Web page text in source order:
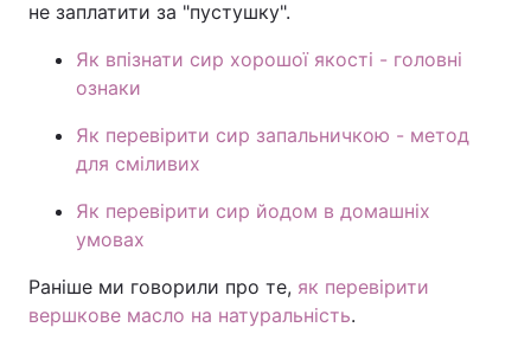
Зброя
Здоров'я Туризм
Екологія
не заплатити за "пустушку".
Як впізнати сир хорошої якості - головні
ознаки
Як перевірити сир запальничкою - метод
для сміливих
Як перевірити сир йодом в домашніх
умовах
Раніше ми говорили про те, як перевірити
вершкове масло на натуральність.